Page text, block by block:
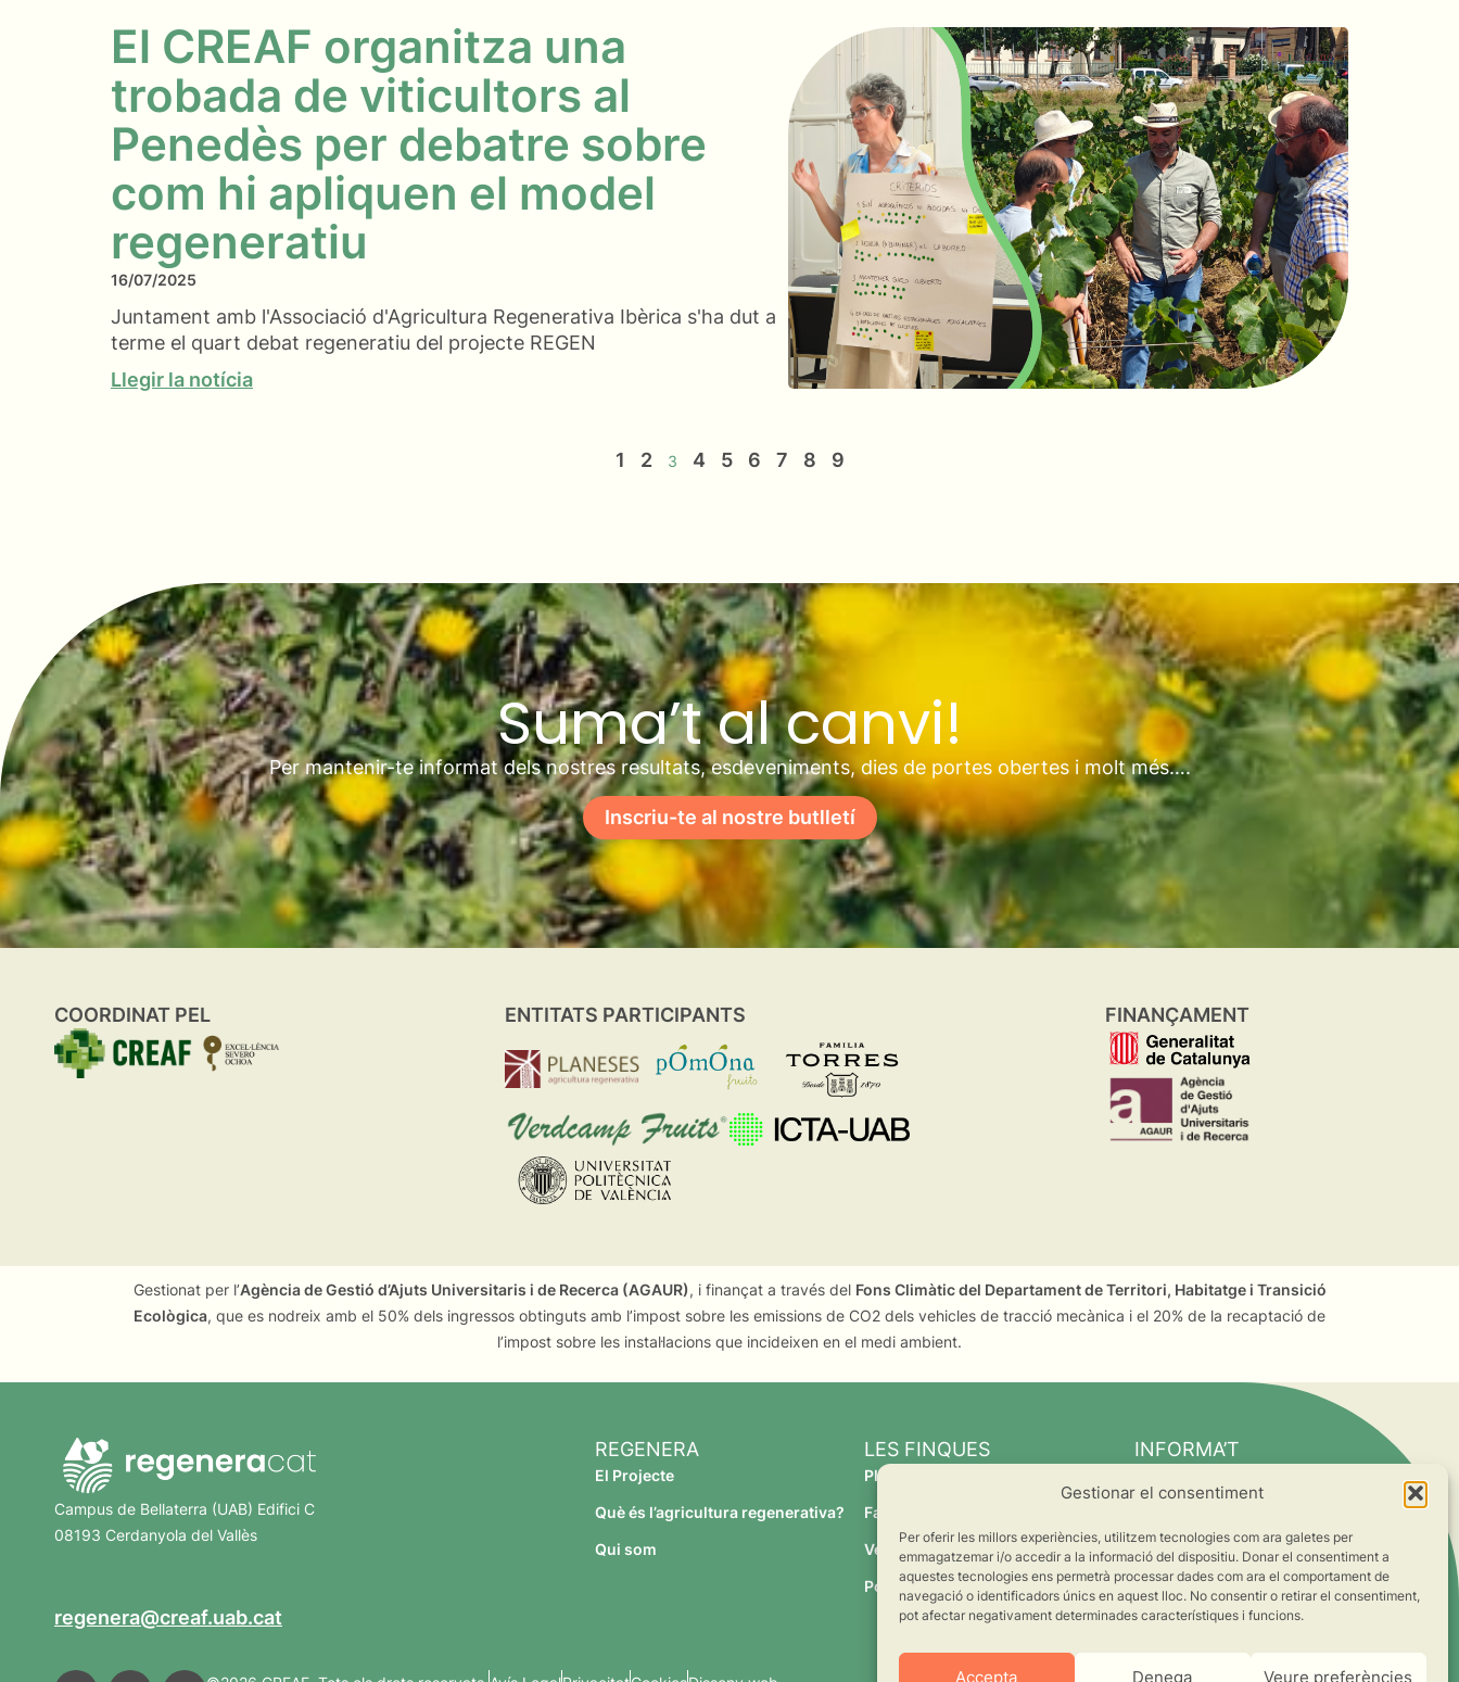
Gestionar el consentiment
Per oferir les millors experiències, utilitzem tecnologies com ara galetes per
emmagatzemar i/o accedir a la informació del dispositiu. Donar el consentiment a
aquestes tecnologies ens permetrà processar dades com ara el comportament de
navegació o identificadors únics en aquest lloc. No consentir o retirar el consentiment,
pot afectar negativament determinades característiques i funcions.
Accepta Denega Veure preferències
El CREAF organitza una
trobada de viticultors al
Penedès per debatre sobre
com hi apliquen el model
regeneratiu
16/07/2025
Juntament amb l'Associació d'Agricultura Regenerativa Ibèrica s'ha dut a
terme el quart debat regeneratiu del projecte REGEN
Llegir la notícia
1 2 3 4 5 6 7 8 9
Suma’t al canvi!
Per mantenir-te informat dels nostres resultats, esdeveniments, dies de portes obertes i molt més….
Inscriu-te al nostre butlletí
COORDINAT PEL ENTITATS PARTICIPANTS FINANÇAMENT
Gestionat per l’Agència de Gestió d’Ajuts Universitaris i de Recerca (AGAUR), i finançat a través del Fons Climàtic del Departament de Territori, Habitatge i Transició
Ecològica, que es nodreix amb el 50% dels ingressos obtinguts amb l’impost sobre les emissions de CO2 dels vehicles de tracció mecànica i el 20% de la recaptació de
l’impost sobre les instal·lacions que incideixen en el medi ambient.
Campus de Bellaterra (UAB) Edifici C
08193 Cerdanyola del Vallès
regenera@creaf.uab.cat
REGENERA
El Projecte
Què és l’agricultura regenerativa?
Qui som
LES FINQUES
Planeses
Família Torres
Verdcamp Fruits
Pomona Fruits
INFORMA’T